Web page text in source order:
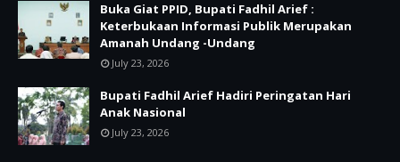
Buka Giat PPID, Bupati Fadhil Arief :
Keterbukaan Informasi Publik Merupakan
Amanah Undang -Undang
July 23, 2026
Bupati Fadhil Arief Hadiri Peringatan Hari
Anak Nasional
July 23, 2026